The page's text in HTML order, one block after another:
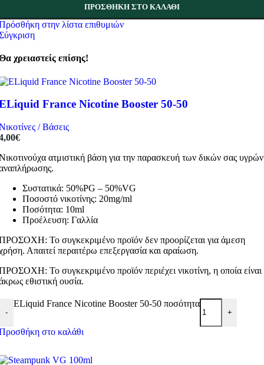
ΠΡΟΣΘΉΚΗ ΣΤΟ ΚΑΛΆΘΙ
στην λίστα επιθυμιών
χρειαστείς επίσης!
France Nicotine Booster 50-50
/ Βάσεις
€
ατμιστική βάση για την παρασκευή των δικών σας υγρών
Συστατικά: 50%PG – 50%VG
Ποσοστό νικοτίνης: 20mg/ml
Ποσότητα: 10ml
Προέλευση: Γαλλία
Το συγκεκριμένο προϊόν δεν προορίζεται για άμεση
Απαιτεί περαιτέρω επεξεργασία και αραίωση.
Το συγκεκριμένο προϊόν περιέχει νικοτίνη, η οποία είναι
εθιστική ουσία.
-
ELiquid France Nicotine Booster 50-50 ποσότητα
+
στο καλάθι